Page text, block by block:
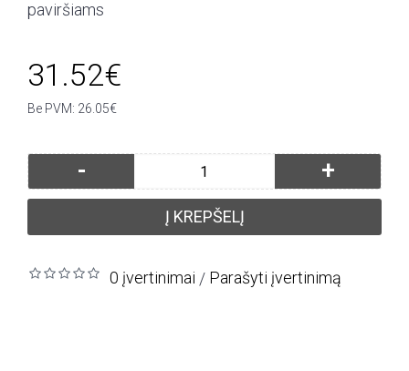
paviršiams
31.52€
Be PVM: 26.05€
- +
Į KREPŠELĮ
0 įvertinimai / Parašyti įvertinimą